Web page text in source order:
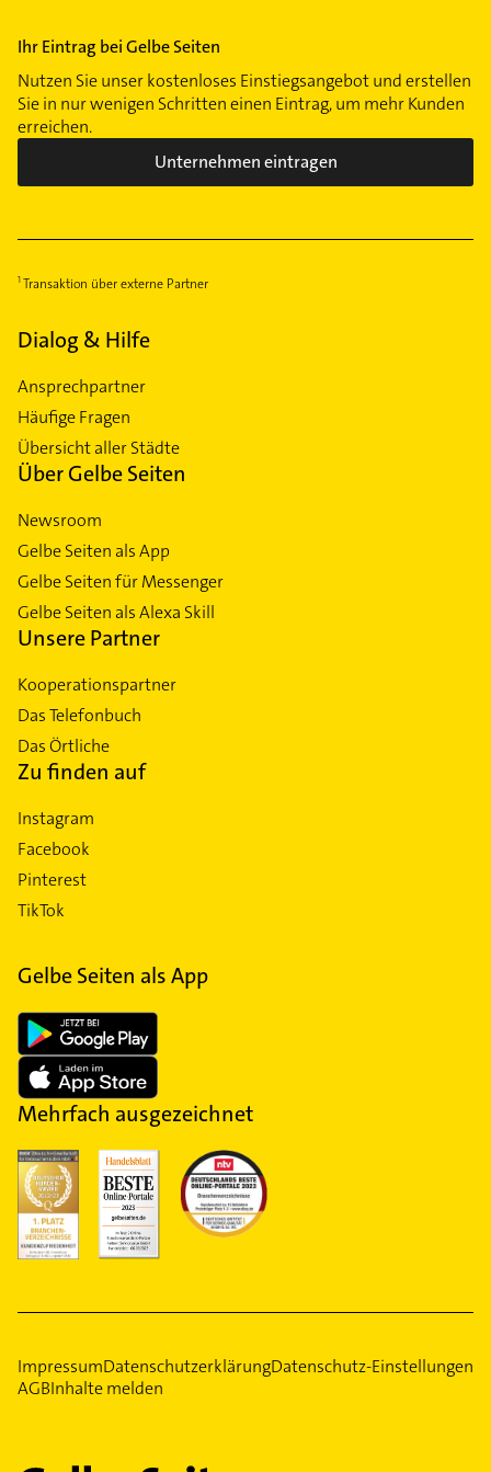
Ihr Eintrag bei Gelbe Seiten
Nutzen Sie unser kostenloses Einstiegsangebot und erstellen
Sie in nur wenigen Schritten einen Eintrag, um mehr Kunden
erreichen.
Unternehmen eintragen
Transaktion über externe Partner
Dialog & Hilfe
Ansprechpartner
Häufige Fragen
Übersicht aller Städte
Über Gelbe Seiten
Newsroom
Gelbe Seiten als App
Gelbe Seiten für Messenger
Gelbe Seiten als Alexa Skill
Unsere Partner
Kooperationspartner
Das Telefonbuch
Das Örtliche
Zu finden auf
Instagram
Facebook
Pinterest
TikTok
Gelbe Seiten als App
Mehrfach ausgezeichnet
ImpressumDatenschutzerklärungDatenschutz-Einstellungen
AGBInhalte melden